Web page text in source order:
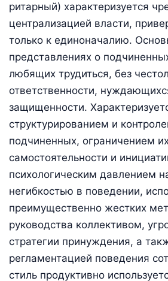
ритарный) характеризуется
централиза­цией власти,
только к единоначалию.
представлениях о
любящих трудиться, без
ответственности,
защищенности.
структурированием и
подчиненных, ограничением
самостоятельности и
психологическим давлением
негибкостью в поведении,
преимущественно жестких
руководства коллективом,
стратегии принуждения, а
регламентацией поведения
стиль продуктивно